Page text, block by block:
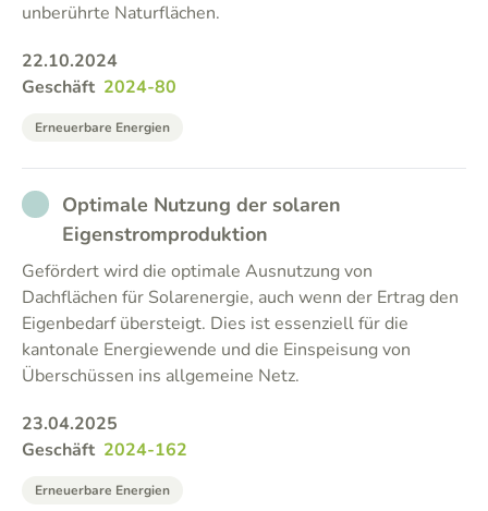
unberührte Naturflächen.
22.10.2024
Geschäft 2024-80
Erneuerbare Energien
NOT_PARTICIPATED
Optimale Nutzung der solaren
Eigenstromproduktion
Gefördert wird die optimale Ausnutzung von
Dachflächen für Solarenergie, auch wenn der Ertrag den
Eigenbedarf übersteigt. Dies ist essenziell für die
kantonale Energiewende und die Einspeisung von
Überschüssen ins allgemeine Netz.
23.04.2025
Geschäft 2024-162
Erneuerbare Energien